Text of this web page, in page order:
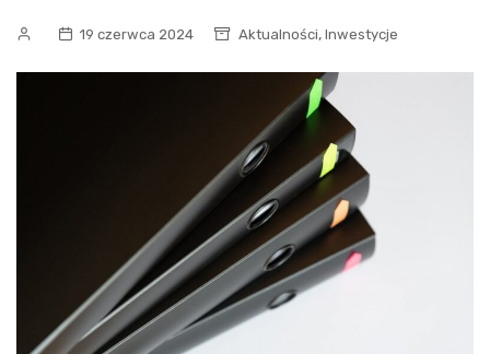
19 czerwca 2024 Aktualności, Inwestycje